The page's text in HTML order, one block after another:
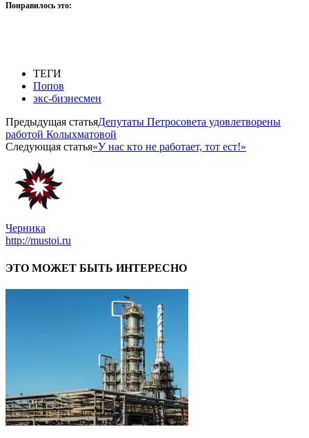
Понравилось это:
ТЕГИ
Попов
экс-бизнесмен
Предыдущая статьяДепутаты Петросовета удовлетворены
работой Колыхматовой
Следующая статья«У нас кто не работает, тот ест!»
Черника
http://mustoi.ru
ЭТО МОЖЕТ БЫТЬ ИНТЕРЕСНО